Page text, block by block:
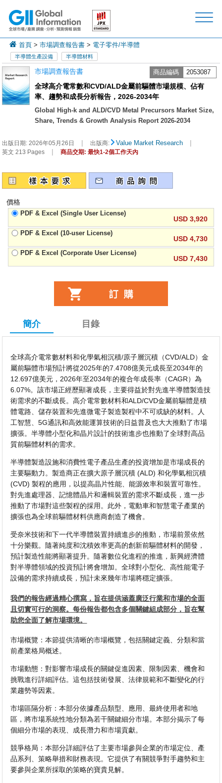
首頁 >市場調查報告書 > 電子零件/半導體
半導體生產設備 半導體材料
市場調查報告書 商品編碼 2053087
全球高介電常數和CVD/ALD金屬前驅體市場規模、佔有
率、趨勢和成長分析報告，2026-2034年
Global High-k and ALD/CVD Metal Precursors Market Size,
Share, Trends & Growth Analysis Report 2026-2034
出版日期:2026年05月26日 | 出版商: Value Market Research |
英文 213 Pages | 商品交期: 最快1-2個工作天內
價格
PDF & Excel (Single User License)
USD 3,920
PDF & Excel (10-user License)
USD 4,730
PDF & Excel (Corporate User License)
USD 7,430
簡介 目錄
全球高介電常數材料和化學氣相沉積/原子層沉積（CVD/ALD）金
屬前驅體市場預計將從2025年的7.4708億美元成長至2034年的
12.697億美元，2026年至2034年的複合年成長率（CAGR）為
6.07%。該市場正經歷顯著成長，主要得益於對先進半導體製造技
術需求的不斷成長。高介電常數材料和ALD/CVD金屬前驅體是積
體電路、儲存裝置和先進微電子製造製程中不可或缺的材料。人
工智慧、5G通訊和高效能運算技術的日益普及也大大推動了市場
擴張。半導體小型化和晶片設計的技術進步也推動了全球對高品
質前驅體材料的需求。
半導體製造設施和消費性電子產品生產的投資增加是市場成長的
主要驅動力。製造商正在擴大原子層沉積 (ALD) 和化學氣相沉積
(CVD) 製程的應用，以提高晶片性能、能源效率和裝置可靠性。
對先進處理器、記憶體晶片和邏輯裝置的需求不斷成長，進一步
推動了市場對這些製程的採用。此外，電動車和智慧電子產業的
擴張也為全球前驅體材料供應商創造了機會。
受奈米技術和下一代半導體裝置持續進步的推動，市場前景依然
十分樂觀。隨著純度和沈積效率更高的創新前驅體材料的開發，
預計製造性能將顯著提升。隨著數位化進程的推進，新興經濟體
對半導體領域的投資預計將會增加。全球對小型化、高性能電子
設備的需求持續成長，預計未來幾年市場將穩定擴張。
我們的報告經過精心撰寫，旨在提供涵蓋廣泛行業和市場的全面
且切實可行的洞察。每份報告都包含多個關鍵組成部分，旨在幫
助您全面了解市場環境。
市場概覽：本節提供清晰的市場概覽，包括關鍵定義、分類和當
前產業格局概述。
市場動態：對影響市場成長的關鍵促進因素、限制因素、機會和
挑戰進行詳細評估。這包括技術發展、法律規範和不斷變化的行
業趨勢等因素。
市場區隔分析：本部分依據產品類型、應用、最終使用者和地
區，將市場系統性地分類為若干關鍵細分市場。本部分揭示了每
個細分市場的表現、成長潛力和市場貢獻。
競爭格局：本部分詳細評估了主要市場參與企業的市場定位、產
品系列、策略舉措和財務表現。它提供了有關競爭對手趨勢和主
要參與企業所採取的策略的寶貴見解。